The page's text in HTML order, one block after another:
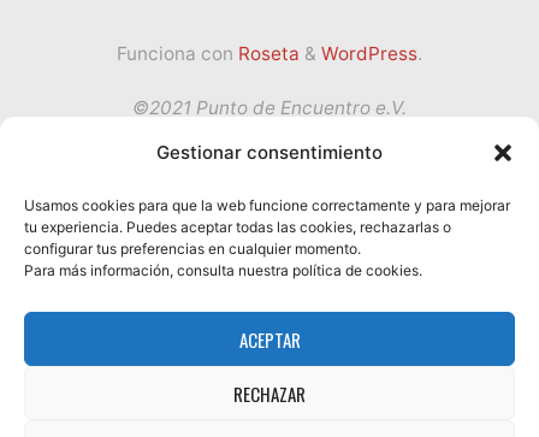
Gestionar consentimiento
Usamos cookies para que la web funcione correctamente y para mejorar
tu experiencia. Puedes aceptar todas las cookies, rechazarlas o
configurar tus preferencias en cualquier momento.
Para más información, consulta nuestra política de cookies.
ACEPTAR
RECHAZAR
Funciona con Roseta & WordPress.
©2021 Punto de Encuentro e.V.
Política de privacidad
Condiciones de Servicio
Impressum
Términos y condiciones
Volver
arriba